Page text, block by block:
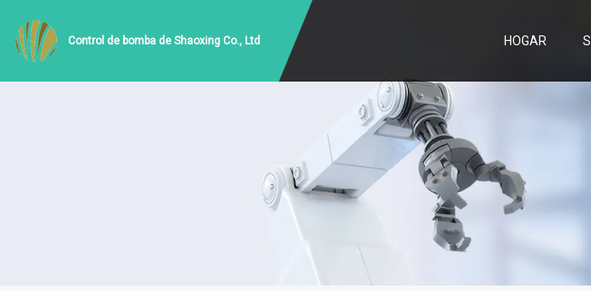
Control de bomba de Shaoxing Co., Ltd HOGAR